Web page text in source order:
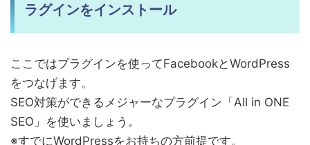
ラグインをインストール
ここではプラグインを使ってFacebookとWordPress
をつなげます。
SEO対策ができるメジャーなプラグイン「All in ONE
SEO」を使いましょう。
※すでにWordPressをお持ちの方前提です。